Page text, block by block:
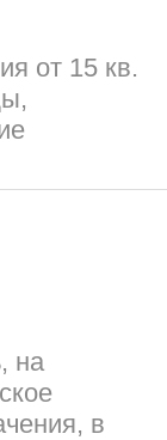
от 15 кв.
на
в